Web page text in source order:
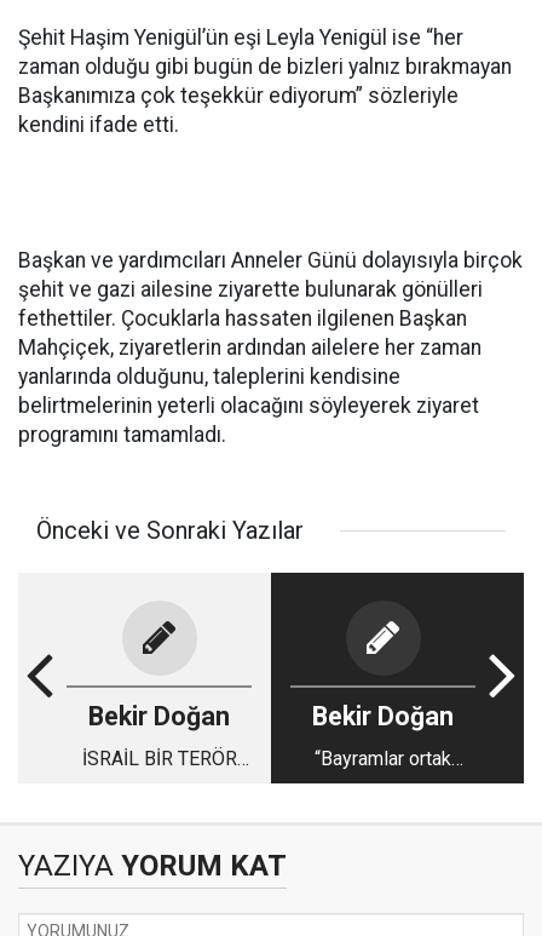
Şehit Haşim Yenigül’ün eşi Leyla Yenigül ise “her
zaman olduğu gibi bugün de bizleri yalnız bırakmayan
Başkanımıza çok teşekkür ediyorum” sözleriyle
kendini ifade etti.
Başkan ve yardımcıları Anneler Günü dolayısıyla birçok
şehit ve gazi ailesine ziyarette bulunarak gönülleri
fethettiler. Çocuklarla hassaten ilgilenen Başkan
Mahçiçek, ziyaretlerin ardından ailelere her zaman
yanlarında olduğunu, taleplerini kendisine
belirtmelerinin yeterli olacağını söyleyerek ziyaret
programını tamamladı.
Önceki ve Sonraki Yazılar
Bekir Doğan
İSRAİL BİR TERÖR
Bekir Doğan
“Bayramlar ortak
değerimizdir”
YAZIYA YORUM KAT